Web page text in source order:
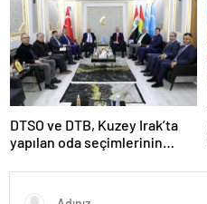
DTSO ve DTB, Kuzey Irak’ta
yapılan oda seçimlerinin
güçlendirmek için ziyaretler
gerçekleştirdi